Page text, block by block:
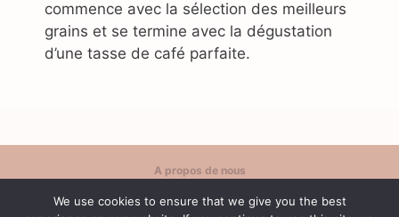
commence avec la sélection des meilleurs
grains et se termine avec la dégustation
d’une tasse de café parfaite.
A propos de nous
Contact
We use cookies to ensure that we give you the best